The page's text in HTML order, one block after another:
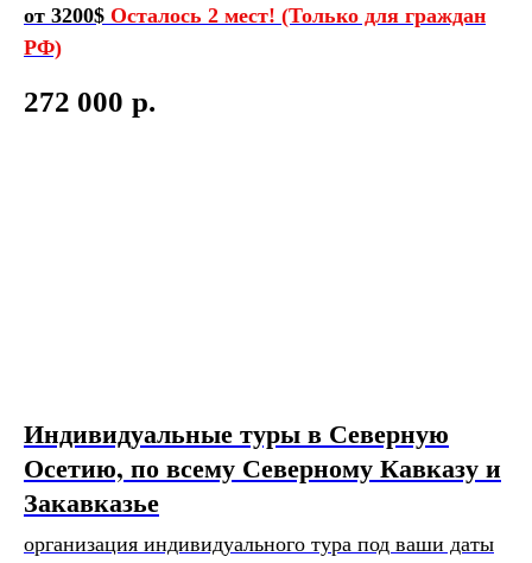
от 3200$ Осталось 2 мест! (Только для граждан
РФ)
272 000 р.
Индивидуальные туры в Северную
Осетию, по всему Северному Кавказу и
Закавказье
организация индивидуального тура под ваши даты